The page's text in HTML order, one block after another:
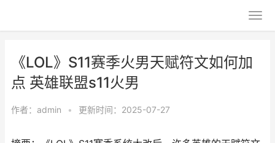
《LOL》S11赛季火男天赋符文如何加
点 英雄联盟s11火男
作者： admin • 更新时间：2025-07-27